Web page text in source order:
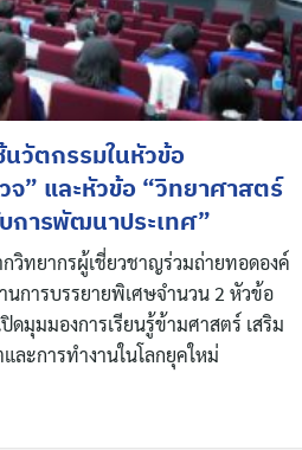
วัตกรรมในหัวข้อ
” และหัวข้อ “วิทยาศาสตร์
การพัฒนาประเทศ”
วิทยากรผู้เชี่ยวชาญร่วมถ่ายทอดองค์
การบรรยายพิเศษจำนวน 2 หัวข้อ
มุมมองการเรียนรู้ข้ามศาสตร์ เสริม
ละการทำงานในโลกยุคใหม่